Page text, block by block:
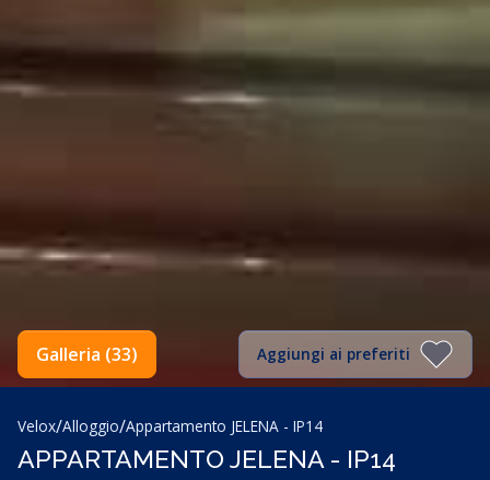
Aggiungi ai preferiti
Galleria (33)
Velox/Alloggio/Appartamento JELENA - IP14
APPARTAMENTO JELENA - IP14